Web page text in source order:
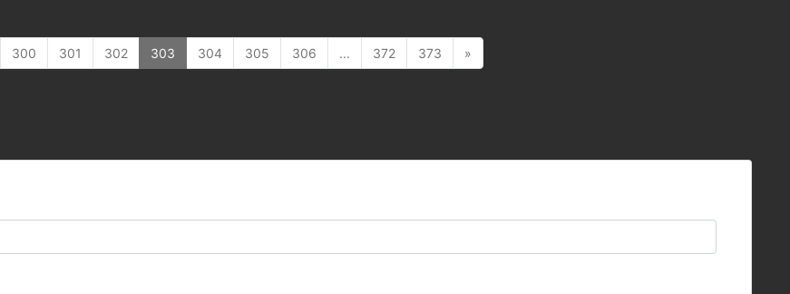
300 301 302 303 304 305 306 ... 372 373 »